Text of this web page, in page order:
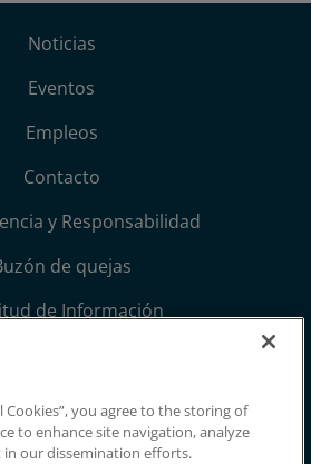
Noticias
Eventos
Empleos
Contacto
y Responsabilidad
de quejas
de Información
y aviso de privacidad
Extranet
Cookies”, you agree to the storing of
to enhance site navigation, analyze
in our dissemination efforts.